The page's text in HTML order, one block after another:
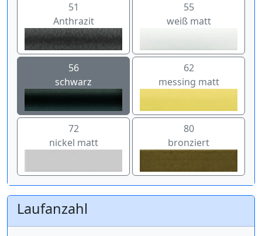
51
Anthrazit
55
weiß matt
56
schwarz
62
messing matt
72
nickel matt
80
bronziert
Laufanzahl